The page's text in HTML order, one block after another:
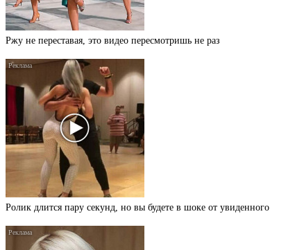
Ржу не переставая, это видео пересмотришь не раз
Ролик длится пару секунд, но вы будете в шоке от увиденного